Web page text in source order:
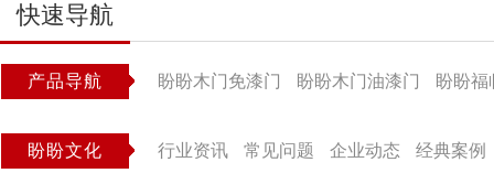
快速导航
产品导航 盼盼木门免漆门 盼盼木门油漆门 盼盼福
盼盼文化 行业资讯 常见问题 企业动态 经典案例